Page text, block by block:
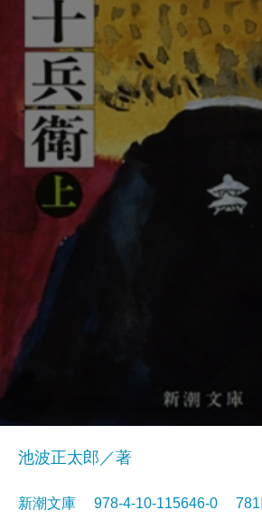
池波正太郎／著
新潮文庫 978-4-10-115646-0